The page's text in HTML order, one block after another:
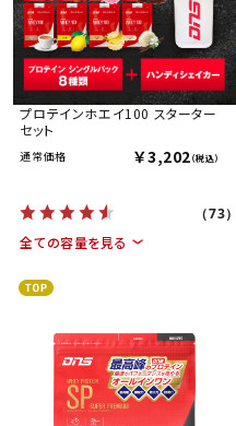
プロテインホエイ100 スターター
セット
通常価格 ￥3,202（税込）
（73）
全ての容量を見る